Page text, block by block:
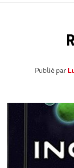
Publié par